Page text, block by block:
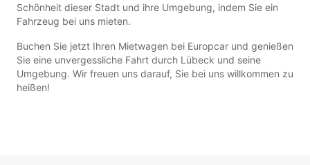
Schönheit dieser Stadt und ihre Umgebung, indem Sie ein
Fahrzeug bei uns mieten.
Buchen Sie jetzt Ihren Mietwagen bei Europcar und genießen
Sie eine unvergessliche Fahrt durch Lübeck und seine
Umgebung. Wir freuen uns darauf, Sie bei uns willkommen zu
heißen!